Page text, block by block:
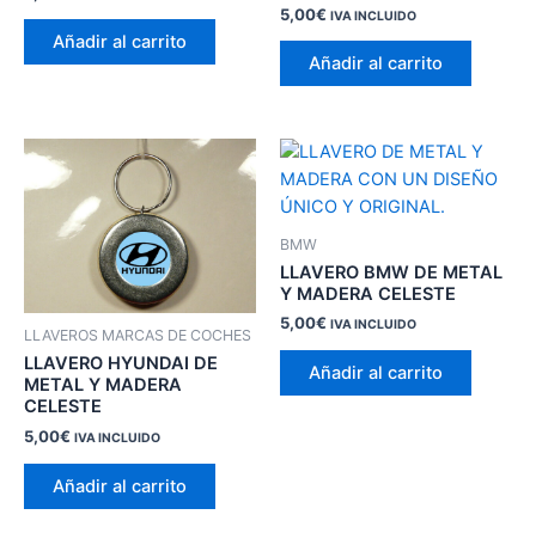
Añadir al carrito
5,00€ IVA INCLUIDO
Añadir al carrito
LLAVEROS MARCAS DE COCHES
LLAVERO HYUNDAI DE
METAL Y MADERA
CELESTE
5,00€ IVA INCLUIDO
Añadir al carrito
BMW
LLAVERO BMW DE METAL
Y MADERA CELESTE
5,00€ IVA INCLUIDO
Añadir al carrito